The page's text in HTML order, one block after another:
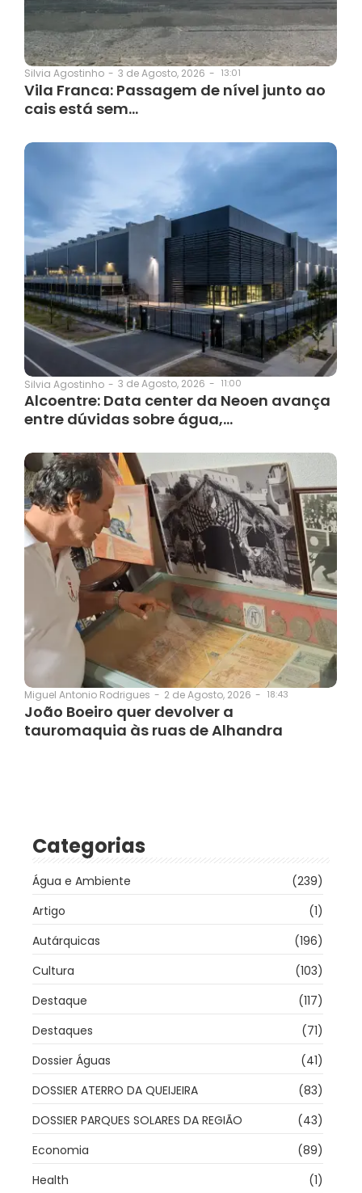
Silvia Agostinho - 3 de Agosto, 2026 - 13:01
Vila Franca: Passagem de nível junto ao
cais está sem…
Silvia Agostinho - 3 de Agosto, 2026 - 11:00
Alcoentre: Data center da Neoen avança
entre dúvidas sobre água,…
Miguel Antonio Rodrigues - 2 de Agosto, 2026 - 18:43
João Boeiro quer devolver a
tauromaquia às ruas de Alhandra
Categorias
Água e Ambiente
(239)
Artigo
(1)
Autárquicas
(196)
Cultura
(103)
Destaque
(117)
Destaques
(71)
Dossier Águas
(41)
DOSSIER ATERRO DA QUEIJEIRA
(83)
DOSSIER PARQUES SOLARES DA REGIÃO
(43)
Economia
(89)
Health
(1)